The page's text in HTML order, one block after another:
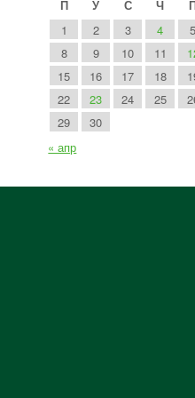
П
У С Ч
1
2 3 4 5
8
9 10 11
15
16 17 18
22
23 24 25
29
30
« апр